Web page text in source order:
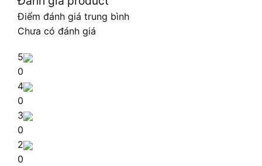
Điểm đánh giá trung bình
Chưa có đánh giá
5
0
4
0
3
0
2
0